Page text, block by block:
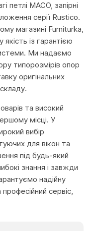
петлі MACO, запірні
серії Rustico.
магазині Furniturka,
із гарантією
Ми надаємо
типорозмірів опор
оригінальних
та високий
місці. У
вибір
для вікон та
під будь-який
знання і завжди
надійну
сервіс,